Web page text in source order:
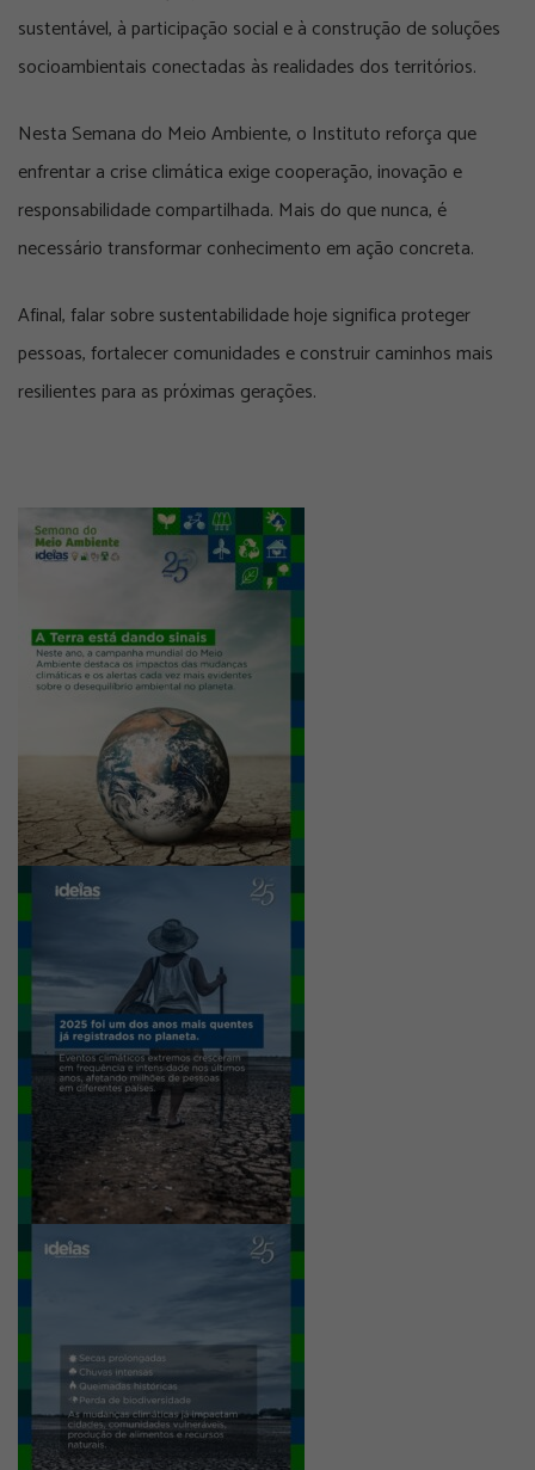
sustentável, à participação social e à construção de soluções
socioambientais conectadas às realidades dos territórios.
Nesta Semana do Meio Ambiente, o Instituto reforça que
enfrentar a crise climática exige cooperação, inovação e
responsabilidade compartilhada. Mais do que nunca, é
necessário transformar conhecimento em ação concreta.
Afinal, falar sobre sustentabilidade hoje significa proteger
pessoas, fortalecer comunidades e construir caminhos mais
resilientes para as próximas gerações.